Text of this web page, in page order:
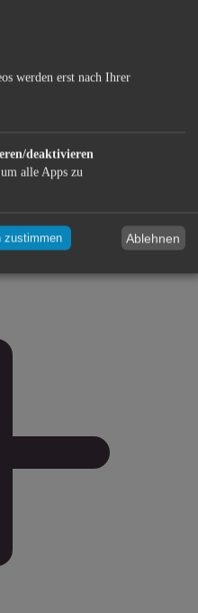
werden erst nach Ihrer
deaktivieren
alle Apps zu
zustimmen Ablehnen